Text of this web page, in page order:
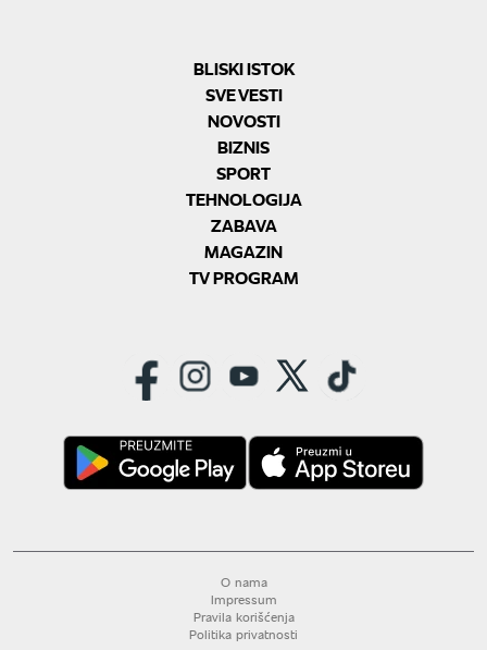
BLISKI ISTOK
SVE VESTI
NOVOSTI
BIZNIS
SPORT
TEHNOLOGIJA
ZABAVA
MAGAZIN
TV PROGRAM
O nama
Impressum
Pravila korišćenja
Politika privatnosti